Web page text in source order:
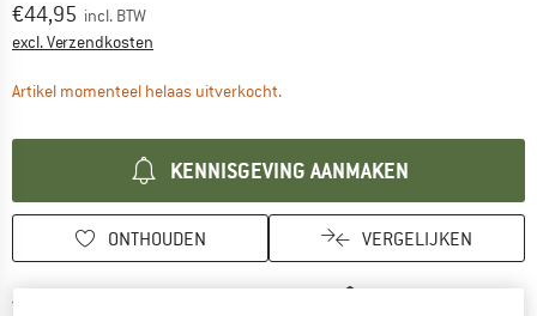
Prijs:
€44,95 incl. BTW
excl. Verzendkosten
Artikel momenteel helaas uitverkocht.De link wordt geopend in een
KENNISGEVING AANMAKEN
ONTHOUDEN VERGELIJKEN